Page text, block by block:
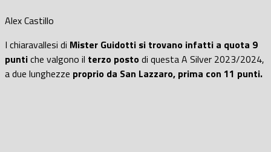
Alex Castillo
I chiaravallesi di Mister Guidotti si trovano infatti a quota 9
puntiche valgono il terzo postodi questa A Silver 2023/2024,
a due lunghezze proprio da San Lazzaro, prima con 11 punti.